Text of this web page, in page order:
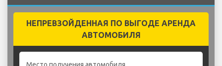
НЕПРЕВЗОЙДЕННАЯ ПО ВЫГОДЕ АРЕНДА
АВТОМОБИЛЯ